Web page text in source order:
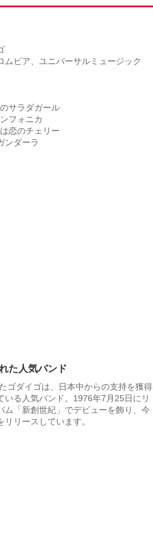
ムビア、ユニバーサルミュージック
サラダガール
フォニカ
恋のチェリー
ダーラ
た人気バンド
ゴダイゴは、日本中からの支持を獲得
いる人気バンド。1976年7月25日にリ
ム「新創世紀」でデビューを飾り、今
リリースしています。